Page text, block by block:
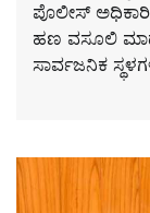
ಪೊಲೀಸ್
ಹಣ ವಸೂಲಿ
ಸಾರ್ವಜನಿಕ